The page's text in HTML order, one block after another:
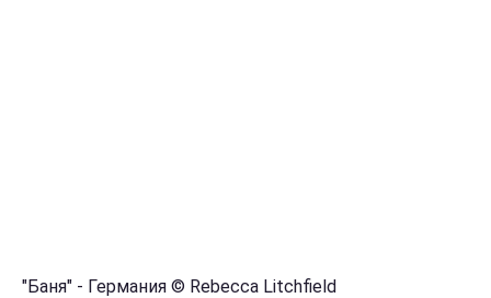
"Баня" - Германия © Rebecca Litchfield